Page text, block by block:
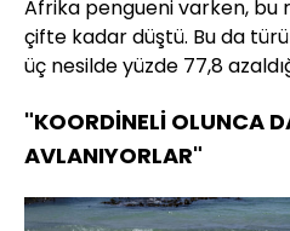
Afrika pengueni varken, bu
çifte kadar düştü. Bu da
üç nesilde yüzde 77,8
"KOORDİNELİ OLUNCA
AVLANIYORLAR"